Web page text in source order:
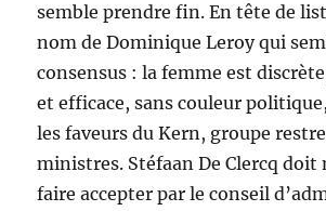
semble prendre fin. En tête de
nom de Dominique Leroy qui
consensus : la femme est
et efficace, sans couleur
les faveurs du Kern, groupe
ministres. Stéfaan De Clercq
faire accepter par le conseil